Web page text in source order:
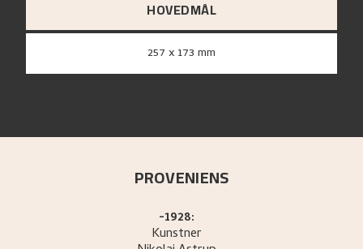
HOVEDMÅL
257 x 173 mm
PROVENIENS
-1928:
Kunstner